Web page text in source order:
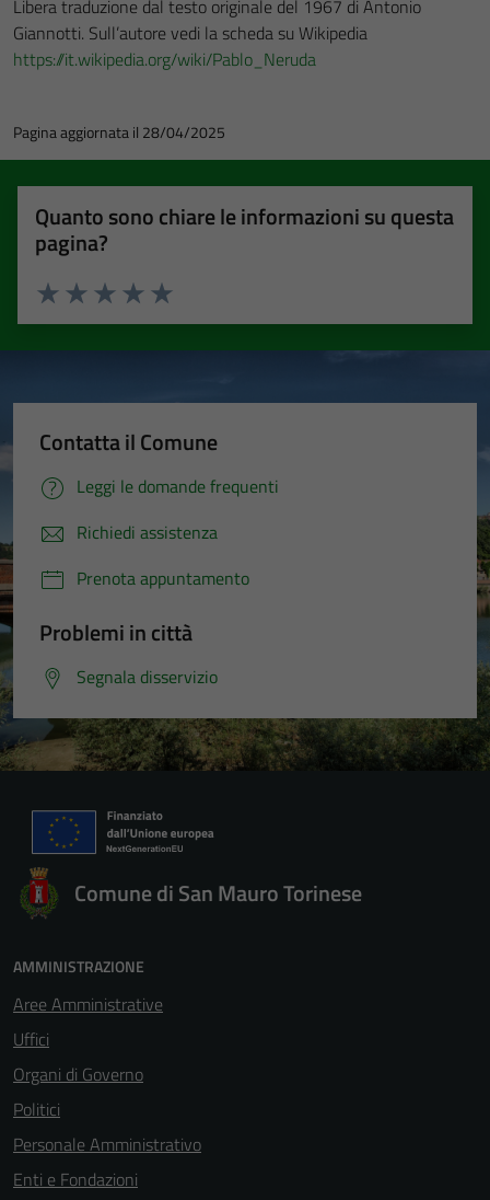
Libera traduzione dal testo originale del 1967 di Antonio
Giannotti. Sull’autore vedi la scheda su Wikipedia
https://it.wikipedia.org/wiki/Pablo_Neruda
Pagina aggiornata il 28/04/2025
Quanto sono chiare le informazioni su questa
pagina?
Valuta 5 stelle su 5
Valuta 4 stelle su 5
Valuta 3 stelle su 5
Valuta 2 stelle su 5
Valuta 1 stelle su 5
Contatta il Comune
Leggi le domande frequenti
Richiedi assistenza
Prenota appuntamento
Problemi in città
Segnala disservizio
Comune di San Mauro Torinese
AMMINISTRAZIONE
Aree Amministrative
Uffici
Organi di Governo
Politici
Personale Amministrativo
Enti e Fondazioni